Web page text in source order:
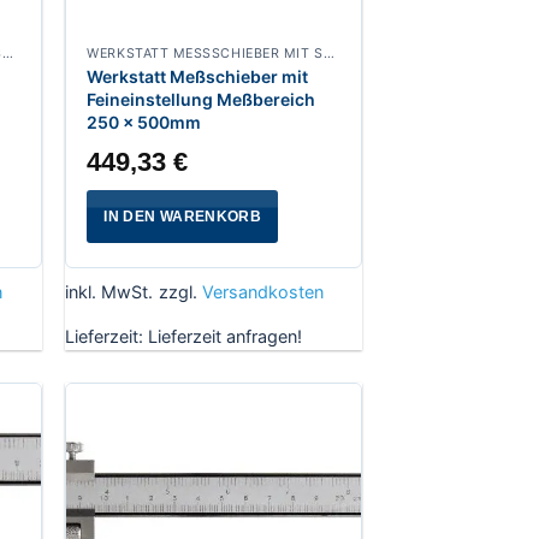
WERKSTATT MESSSCHIEBER MIT SPITZEN WERKSTATT MESSSCHIEBER MIT SPITZEN
Werkstatt Meßschieber mit
Feineinstellung Meßbereich
250 x 500mm
449,33€
IN DEN WARENKORB
inkl. MwSt. zzgl.Versandkosten
Lieferzeit: Lieferzeit anfragen!